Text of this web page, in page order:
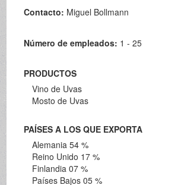
Contacto: Miguel Bollmann
Número de empleados: 1 - 25
PRODUCTOS
Vino de Uvas
Mosto de Uvas
PAÍSES A LOS QUE EXPORTA
Alemania 54 %
Reino Unido 17 %
Finlandia 07 %
Países Bajos 05 %